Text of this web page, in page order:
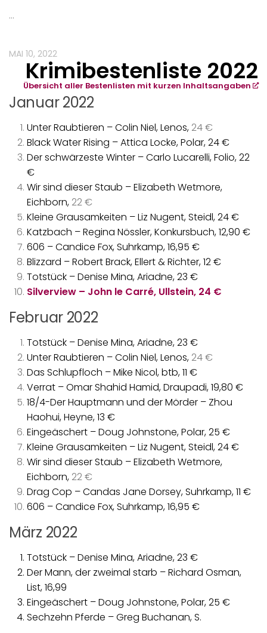
…
MAI 10, 2022
Krimibestenliste 2022
Übersicht aller Bestenlisten mit kurzen Inhaltsangaben
Januar 2022
Unter Raubtieren – Colin Niel, Lenos, 24 €
Black Water Rising – Attica Locke, Polar, 24 €
Der schwärzeste Winter – Carlo Lucarelli, Folio, 22
€
Wir sind dieser Staub – Elizabeth Wetmore,
Eichborn, 22 €
Kleine Grausamkeiten – Liz Nugent, Steidl, 24 €
Katzbach – Regina Nössler, Konkursbuch, 12,90 €
606 – Candice Fox, Suhrkamp, 16,95 €
Blizzard – Robert Brack, Ellert & Richter, 12 €
Totstück – Denise Mina, Ariadne, 23 €
Silverview – John le Carré, Ullstein, 24 €
Februar 2022
Totstück – Denise Mina, Ariadne, 23 €
Unter Raubtieren – Colin Niel, Lenos, 24 €
Das Schlupfloch – Mike Nicol, btb, 11 €
Verrat – Omar Shahid Hamid, Draupadi, 19,80 €
18/4-Der Hauptmann und der Mörder – Zhou
Haohui, Heyne, 13 €
Eingeäschert – Doug Johnstone, Polar, 25 €
Kleine Grausamkeiten – Liz Nugent, Steidl, 24 €
Wir sind dieser Staub – Elizabeth Wetmore,
Eichborn, 22 €
Drag Cop – Candas Jane Dorsey, Suhrkamp, 11 €
606 – Candice Fox, Suhrkamp, 16,95 €
März 2022
Totstück – Denise Mina, Ariadne, 23 €
Der Mann, der zweimal starb – Richard Osman,
List, 16,99
Eingeäschert – Doug Johnstone, Polar, 25 €
Sechzehn Pferde – Greg Buchanan, S.